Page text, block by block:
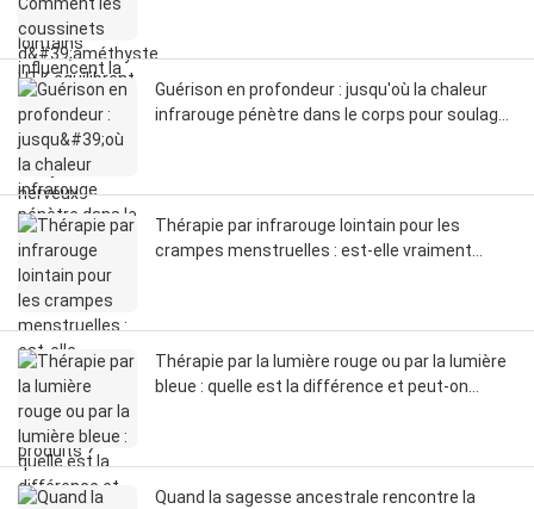
Guérison en profondeur : jusqu'où la chaleur
infrarouge pénètre dans le corps pour soulager
Thérapie par infrarouge lointain pour les
crampes menstruelles : est-elle vraiment
Thérapie par la lumière rouge ou par la lumière
bleue : quelle est la différence et peut-on
Quand la sagesse ancestrale rencontre la